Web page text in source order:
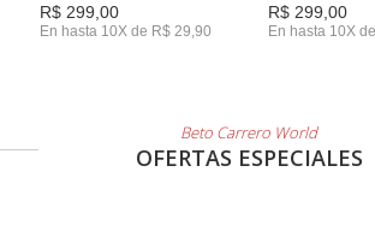
R$ 299,00
En hasta 10X de R$ 29,90
R$ 299,00
En hasta 10X
Beto Carrero World
OFERTAS ESPECIALES